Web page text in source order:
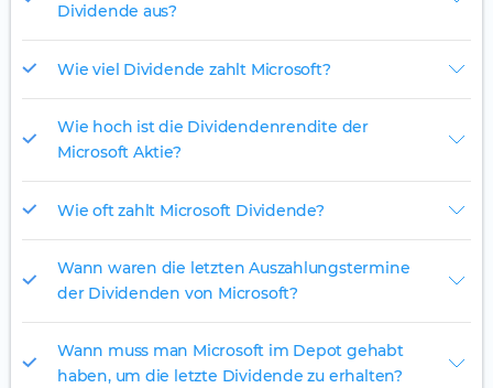
Dividende aus?
Wie viel Dividende zahlt Microsoft?
Wie hoch ist die Dividendenrendite der
Microsoft Aktie?
Wie oft zahlt Microsoft Dividende?
Wann waren die letzten Auszahlungstermine
der Dividenden von Microsoft?
Wann muss man Microsoft im Depot gehabt
haben, um die letzte Dividende zu erhalten?